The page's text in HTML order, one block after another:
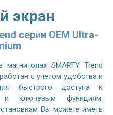
экран
серии OEM Ultra-
SMARTY Trend
с учетом удобства и
быстрого доступа к
и ключевым функциям.
Вы можете иметь